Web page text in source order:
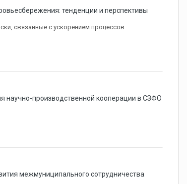
тенденции и перспективы
связанные с ускорением процессов
научно-производственной кооперации в СЗФО
межмуниципального сотрудничества